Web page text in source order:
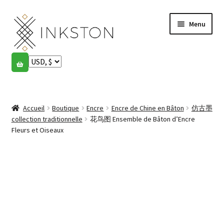
Aller
la
navigation
Aller
au
contenu
Menu
Boutique
menu
English
Accueil Boutique Encre Encre de Chine en Bâton
仿古墨
collection traditionnelle
花鸟图 Ensemble de Bâton d’Encre
Fleurs et Oiseaux